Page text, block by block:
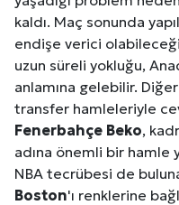
kaldı. Maç sonunda
endişe verici
uzun süreli yokluğu,
anlamına gelebilir.
transfer hamleleriyle
Fenerbahçe Beko,
adına önemli bir
NBA tecrübesi de
Boston'ı renklerine